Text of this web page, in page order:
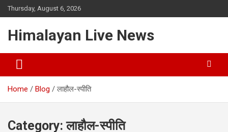
Thursday, August 6, 2026
Himalayan Live News
Home Blog लाहौल-स्पीति
Category:लाहौल-स्पीति